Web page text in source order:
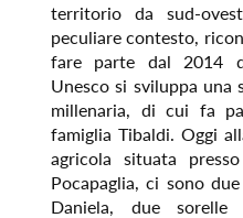
territorio da sud-
peculiare contesto,
fare parte dal 2014
Unesco si sviluppa una
millenaria, di cui fa
famiglia Tibaldi. Oggi
agricola situata
Pocapaglia, ci sono
Daniela, due sorelle